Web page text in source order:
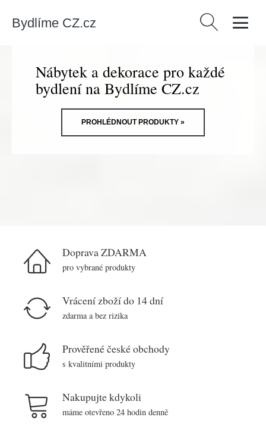
Bydlíme CZ.cz Vyhledávání
Nábytek a dekorace pro každé
bydlení na Bydlíme CZ.cz
PROHLÉDNOUT PRODUKTY »
Doprava ZDARMA
pro vybrané produkty
Vrácení zboží do 14 dní
zdarma a bez rizika
Prověřené české obchody
s kvalitními produkty
Nakupujte kdykoli
máme otevřeno 24 hodin denně